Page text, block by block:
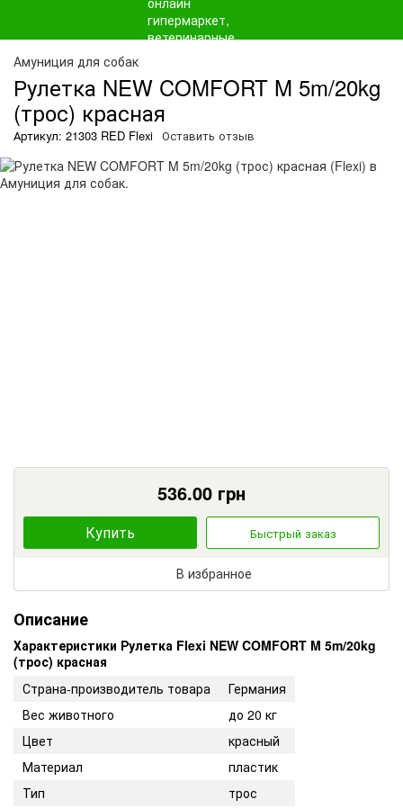
Амуниция для собак
Рулетка NEW COMFORT M 5m/20kg
(трос) красная
Артикул: 21303 RED Flexi Оставить отзыв
536.00 грн
Купить Быстрый заказ
В избранное
Описание
Характеристики Рулетка Flexi NEW COMFORT M 5m/20kg
(трос) красная
Страна-производитель товара
Германия
Вес животного
до 20 кг
Цвет
красный
Материал
пластик
Тип
трос